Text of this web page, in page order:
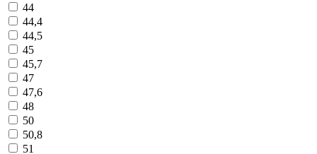
44
44,4
44,5
45
45,7
47
47,6
48
50
50,8
51